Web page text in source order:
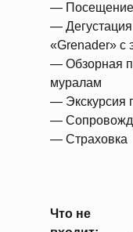
—
—
«Grenader» с
— Обзорная
муралам
— Экскурсия
—
— Страховка
Что не